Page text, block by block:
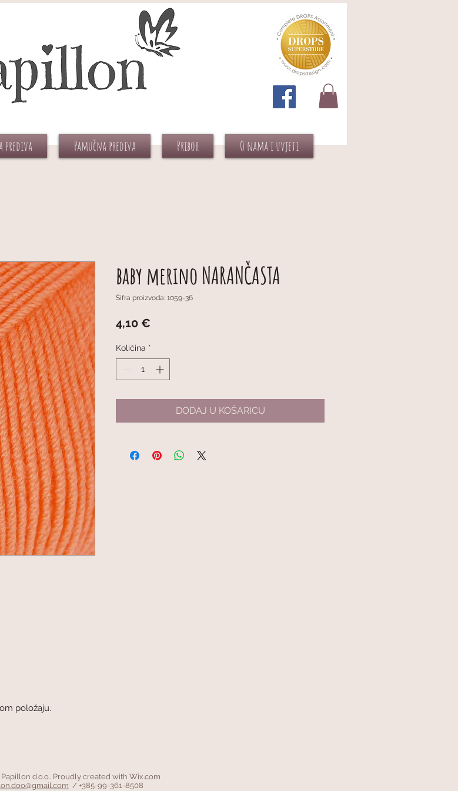
prediva Pamučna prediva Pribor O nama i uvjeti
položaju.
baby merino NARANČASTA
Šifra proizvoda: 1059-36
4,10 €
Količina *
DODAJ U KOŠARICU
d.o.o.. Proudly created with Wix.com
/ +385-99-361-8508